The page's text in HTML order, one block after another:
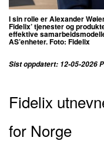
I sin rolle erAlexander
Fidelix’ tjenester og
effektive
AS’enheter. Foto: Fidelix
Sist oppdatert: 12-05-2026
Fidelix
for Norge